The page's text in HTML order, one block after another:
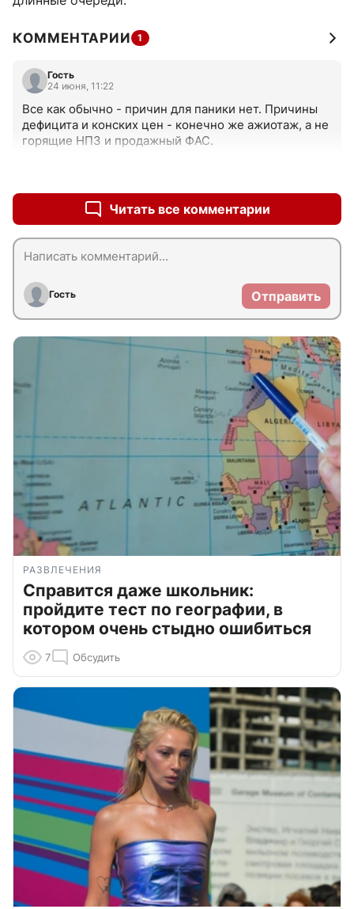
КОММЕНТАРИИ 1
Гость
24 июня, 11:22
Все как обычно - причин для паники нет. Причины
дефицита и конских цен - конечно же ажиотаж, а не
горящие HП3 и продажный ФAC.
Читать все комментарии
Гость Отправить
РАЗВЛЕЧЕНИЯ
Справится даже школьник:
пройдите тест по географии, в
котором очень стыдно ошибиться
7 Обсудить